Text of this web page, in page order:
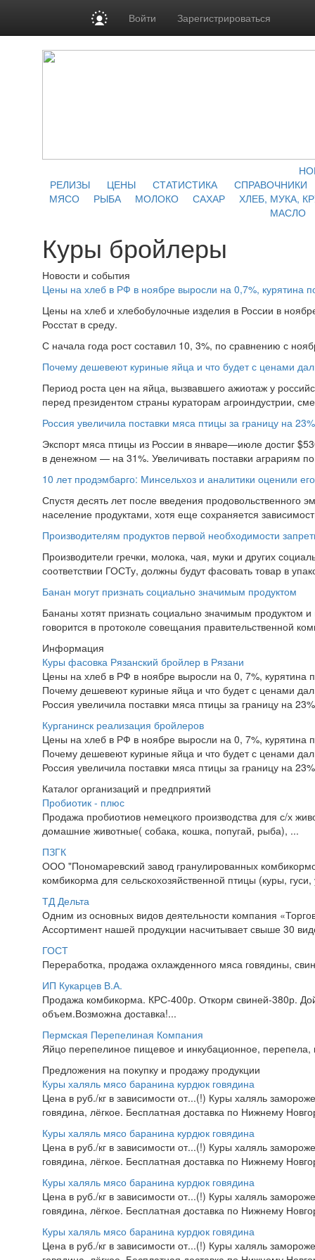
Войти Зарегистрироваться
РЕЛИЗЫ
ЦЕНЫ СТАТИСТИКА
СПРАВОЧНИКИ
МЯСО
РЫБА МОЛОКО САХАР
ХЛЕБ, МУКА,
МАСЛО
Куры бройлеры
Новости и события
Цены на хлеб в РФ в ноябре выросли на 0,7%, курятина
Цены на хлеб и хлебобулочные изделия в России в
Росстат в среду.
С начала года рост составил 10, 3%, по сравнению с
Почему дешевеют куриные яйца и что будет с ценами
Период роста цен на яйца, вызвавшего ажиотаж у
перед президентом страны кураторам агроиндустрии,
Россия увеличила поставки мяса птицы за границу на 23%
Экспорт мяса птицы из России в январе—июле достиг
в денежном — на 31%. Увеличивать поставки аграриям
10 лет продэмбарго: Минсельхоз и аналитики оценили
Спустя десять лет после введения продовольственного
население продуктами, хотя еще сохраняется
Производителям продуктов первой необходимости
Производители гречки, молока, чая, муки и других
соответствии ГОСТу, должны будут фасовать товар в
Банан могут признать социально значимым продуктом
Бананы хотят признать социально значимым
говорится в протоколе совещания правительственной
Информация
Куры фасовка Рязанский бройлер в Рязани
Цены на хлеб в РФ в ноябре выросли на 0, 7%, курятина
Почему дешевеют куриные яйца и что будет с ценами
Россия увеличила поставки мяса птицы за границу на 23%
Курганинск реализация бройлеров
Цены на хлеб в РФ в ноябре выросли на 0, 7%, курятина
Почему дешевеют куриные яйца и что будет с ценами
Россия увеличила поставки мяса птицы за границу на 23%
Каталог организаций и предприятий
Пробиотик - плюс
Продажа пробиотиов немецкого производства для с/х
домашние животные( собака, кошка, попугай, рыба), ...
ПЗГК
ООО "Пономаревский завод гранулированных
комбикорма для сельскохозяйственной птицы (куры,
ТД Дельта
Одним из основных видов деятельности компания
Ассортимент нашей продукции насчитывает свыше 30
ГОСТ
Переработка, продажа охлажденного мяса говядины,
ИП Кукарцев В.А.
Продажа комбикорма. КРС-400р. Откорм свиней-380р.
объем.Возможна доставка!...
Пермская Перепелиная Компания
Яйцо перепелиное пищевое и инкубационное, перепела,
Предложения на покупку и продажу продукции
Куры халяль мясо баранина курдюк говядина
Цена в руб./кг в зависимости от...(!) Куры халяль
говядина, лёгкое. Бесплатная доставка по Нижнему
Куры халяль мясо баранина курдюк говядина
Цена в руб./кг в зависимости от...(!) Куры халяль
говядина, лёгкое. Бесплатная доставка по Нижнему
Куры халяль мясо баранина курдюк говядина
Цена в руб./кг в зависимости от...(!) Куры халяль
говядина, лёгкое. Бесплатная доставка по Нижнему
Куры халяль мясо баранина курдюк говядина
Цена в руб./кг в зависимости от...(!) Куры халяль